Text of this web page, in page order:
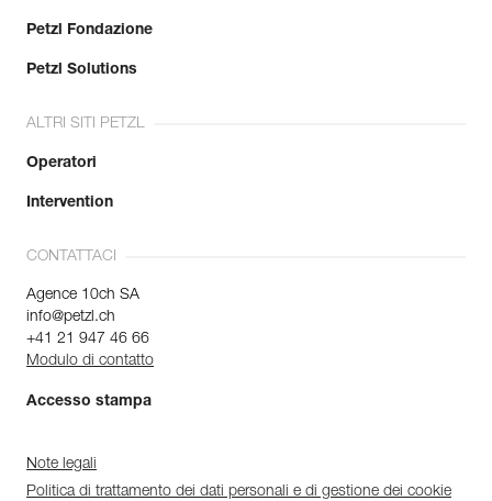
Petzl Fondazione
Petzl Solutions
ALTRI SITI PETZL
Operatori
Intervention
CONTATTACI
Agence 10ch SA
info@petzl.ch
+41 21 947 46 66
Modulo di contatto
Accesso stampa
Note legali
Politica di trattamento dei dati personali e di gestione dei cookie